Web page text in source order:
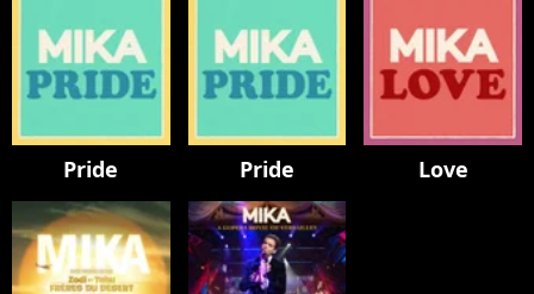
Populaire)
Pride Pride Love